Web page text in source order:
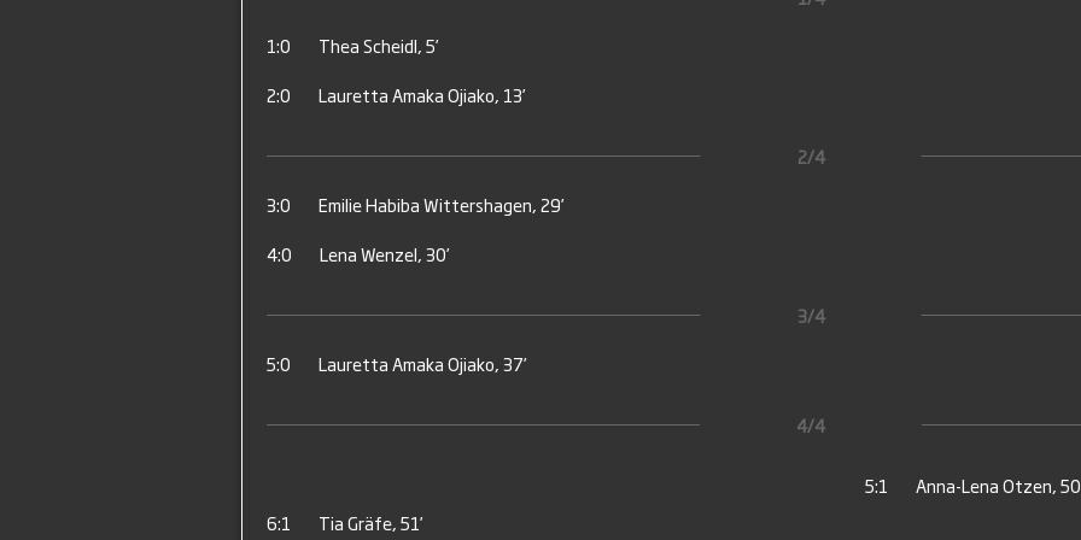
1:0
Thea Scheidl, 5’
2:0
Lauretta Amaka Ojiako, 13’
2/4
3:0
Emilie Habiba Wittershagen, 29’
4:0
Lena Wenzel, 30’
3/4
5:0
Lauretta Amaka Ojiako, 37’
4/4
5:1
Anna-Lena Otzen,
6:1
Tia Gräfe, 51’